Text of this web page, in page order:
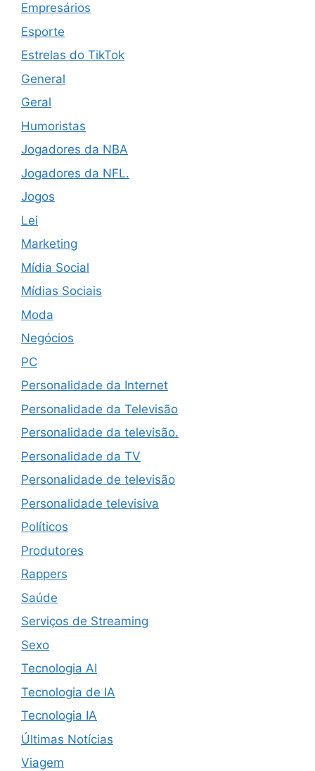
Empresários
Esporte
Estrelas do TikTok
General
Geral
Humoristas
Jogadores da NBA
Jogadores da NFL.
Jogos
Lei
Marketing
Mídia Social
Mídias Sociais
Moda
Negócios
PC
Personalidade da Internet
Personalidade da Televisão
Personalidade da televisão.
Personalidade da TV
Personalidade de televisão
Personalidade televisiva
Políticos
Produtores
Rappers
Saúde
Serviços de Streaming
Sexo
Tecnologia AI
Tecnologia de IA
Tecnologia IA
Últimas Notícias
Viagem